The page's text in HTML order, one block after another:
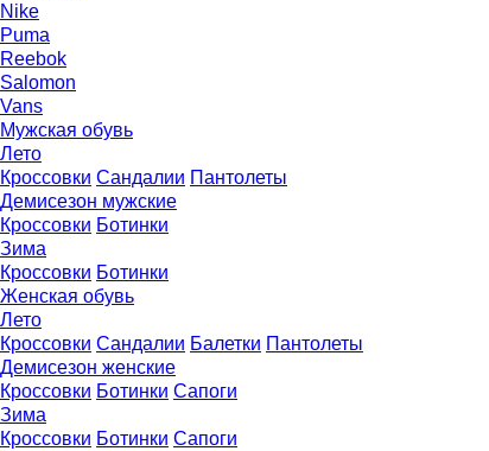
Nike
Puma
Reebok
Salomon
Vans
Мужская обувь
Лето
Кроссовки Сандалии Пантолеты
Демисезон мужские
Кроссовки Ботинки
Зима
Кроссовки Ботинки
Женская обувь
Лето
Кроссовки Сандалии Балетки Пантолеты
Демисезон женские
Кроссовки Бoтинки Сапоги
Зима
Кроссовки Ботинки Сапоги